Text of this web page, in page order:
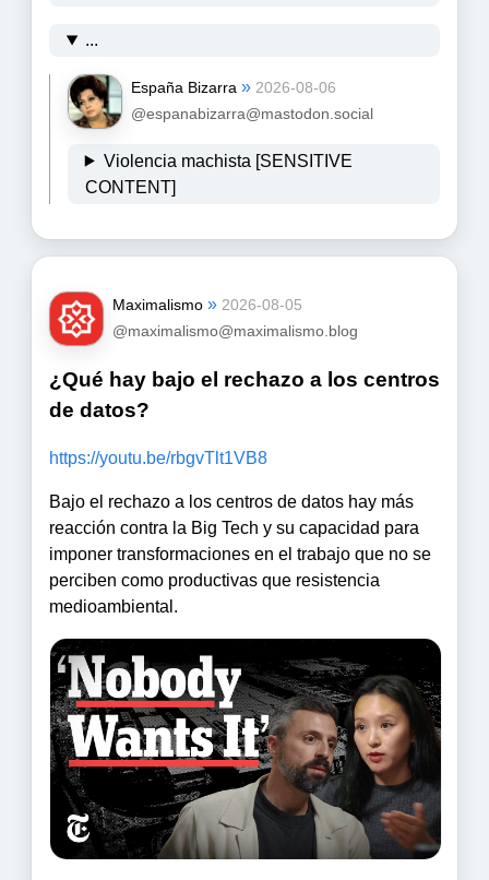
...
España Bizarra » 2026-08-06
@espanabizarra@mastodon.social
Violencia machista [SENSITIVE
CONTENT]
Maximalismo » 2026-08-05
@maximalismo@maximalismo.blog
¿Qué hay bajo el rechazo a los centros
de datos?
https://youtu.be/rbgvTlt1VB8
Bajo el rechazo a los centros de datos hay más
reacción contra la Big Tech y su capacidad para
imponer transformaciones en el trabajo que no se
perciben como productivas que resistencia
medioambiental.